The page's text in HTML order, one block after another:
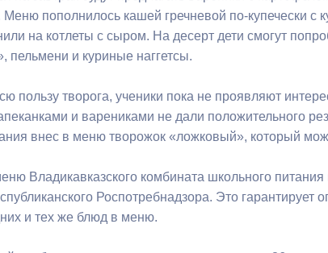
планирования
результатах
Порядок обжалования
самоуправления
пополнилось кашей гречневой по-купечески с
на котлеты с сыром. На десерт дети смогут
пельмени и куриные наггетсы.
пользу творога, ученики пока не проявляют
и варениками не дали положительного
внес в меню творожок «ложковый», который
Владикавказского комбината школьного
Роспотребнадзора. Это гарантирует
и тех же блюд в меню.